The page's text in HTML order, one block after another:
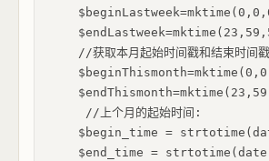
//获取本月起始时间戳和结束时间
     //上个月的起始时间:
$begin_time =
$end_time =